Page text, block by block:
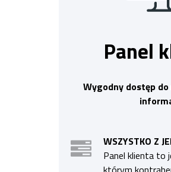
Panel
Wygodny dostęp
WSZYSTKO Z
Panel klienta to